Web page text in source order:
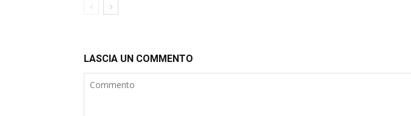
LASCIA UN COMMENTO